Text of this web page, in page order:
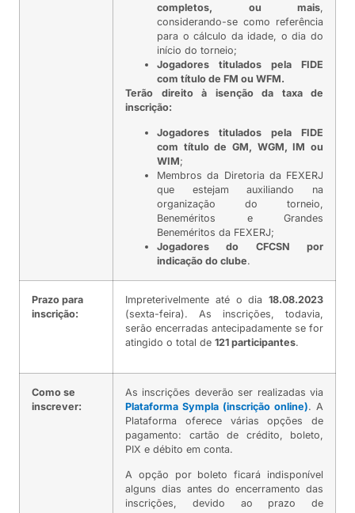
completos, ou mais
considerando-se como referência
para o cálculo da idade, o dia do
início do torneio;
Jogadores titulados pela FIDE
com título de FM ou WFM.
Terão direito à isenção da taxa de
inscrição:
Jogadores titulados pela FIDE
com título de GM, WGM, IM ou
WIM;
Membros da Diretoria da FEXERJ
que estejam auxiliando na
organização do torneio,
Beneméritos e Grandes
Beneméritos da FEXERJ;
Jogadores do CFCSN por
indicação do clube.
Prazo para
inscrição:
Impreterivelmente até o dia 18.08.2023
(sexta-feira). As inscrições, todavia,
serão encerradas antecipadamente se for
atingido o total de 121 participantes.
Como se
inscrever:
As inscrições deverão ser realizadas via
Plataforma Sympla (inscrição online). A
Plataforma oferece várias opções de
pagamento: cartão de crédito, boleto,
PIX e débito em conta.
A opção por boleto ficará indisponível
alguns dias antes do encerramento das
inscrições, devido ao prazo de